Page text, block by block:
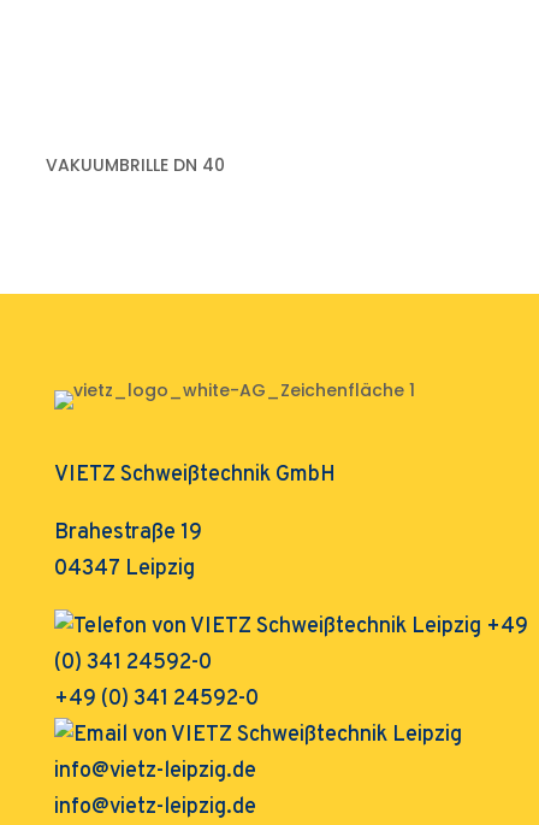
VAKUUMBRILLE DN 40
VIETZ Schweißtechnik GmbH
Brahestraße 19
04347 Leipzig
+49 (0) 341 24592-0
info@vietz-leipzig.de